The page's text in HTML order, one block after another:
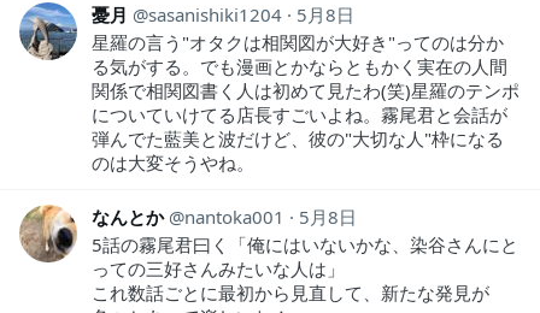
憂月 sasanishiki1204
5月8日
星羅の言う"オタクは相関図が大好き"ってのは分か
る気がする。でも漫画とかならともかく実在の人間
関係で相関図書く人は初めて見たわ(笑)星羅のテンポ
についていけてる店長すごいよね。霧尾君と会話が
弾んでた藍美と波だけど、彼の"大切な人"枠になる
のは大変そうやね。
なんとか nantoka001
5月8日
5話の霧尾君曰く「俺にはいないかな、染谷さんにと
っての三好さんみたいな人は」
これ数話ごとに最初から見直して、新たな発見が